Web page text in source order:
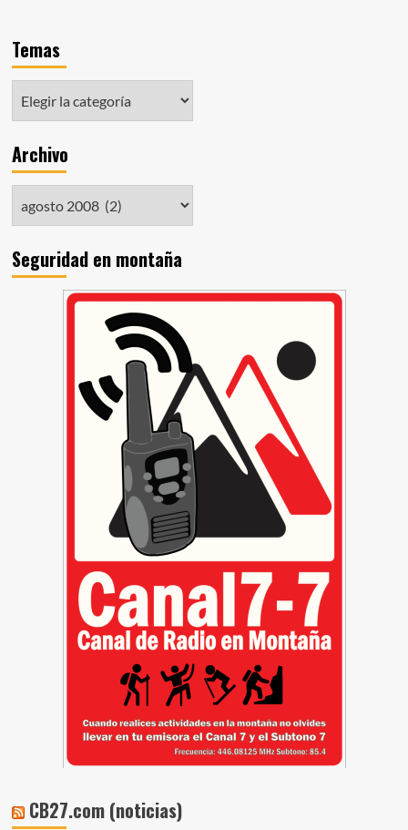
Temas
Archivo
Seguridad en montaña
CB27.com (noticias)